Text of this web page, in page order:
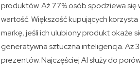
produktów. Aż 77% osób spodziewa
wartość. Większość kupujących
markę, jeśli ich ulubiony produkt okaże
generatywna sztuczna inteligencja. Aż
prezentów. Najczęściej AI służy do